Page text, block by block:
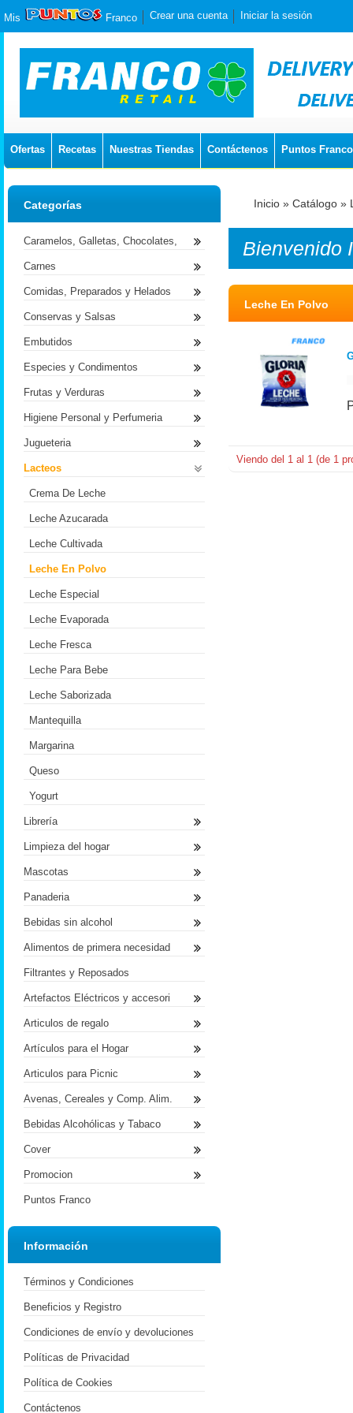
Mis Franco Crear una cuenta Iniciar la sesión
Ofertas Recetas Nuestras Tiendas Contáctenos Puntos Franco
Inicio » Catálogo »
Bienvenido
Leche En Polvo
Viendo del 1 al 1 (de 1
Categorías
Caramelos, Galletas, Chocolates,
Carnes
Comidas, Preparados y Helados
Conservas y Salsas
Embutidos
Especies y Condimentos
Frutas y Verduras
Higiene Personal y Perfumeria
Jugueteria
Lacteos
Crema De Leche
Leche Azucarada
Leche Cultivada
Leche En Polvo
Leche Especial
Leche Evaporada
Leche Fresca
Leche Para Bebe
Leche Saborizada
Mantequilla
Margarina
Queso
Yogurt
Librería
Limpieza del hogar
Mascotas
Panaderia
Bebidas sin alcohol
Alimentos de primera necesidad
Filtrantes y Reposados
Artefactos Eléctricos y accesori
Articulos de regalo
Artículos para el Hogar
Articulos para Picnic
Avenas, Cereales y Comp. Alim.
Bebidas Alcohólicas y Tabaco
Cover
Promocion
Puntos Franco
Información
Términos y Condiciones
Beneficios y Registro
Condiciones de envío y devoluciones
Políticas de Privacidad
Política de Cookies
Contáctenos